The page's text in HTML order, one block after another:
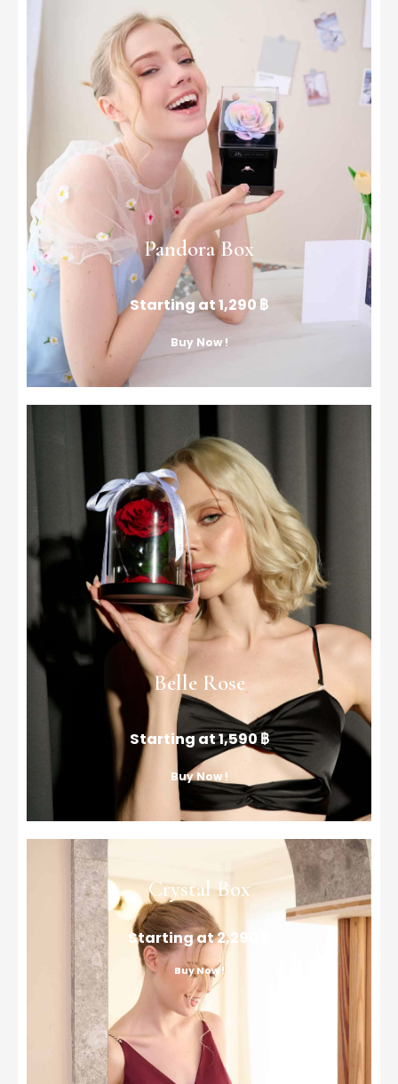
Pandora Box
Starting at 1,290 ฿
Buy Now !
Belle Rose
Starting at 1,590 ฿
Buy Now !
Crystal Box
Starting at 2,290 ฿​​
Buy Now !